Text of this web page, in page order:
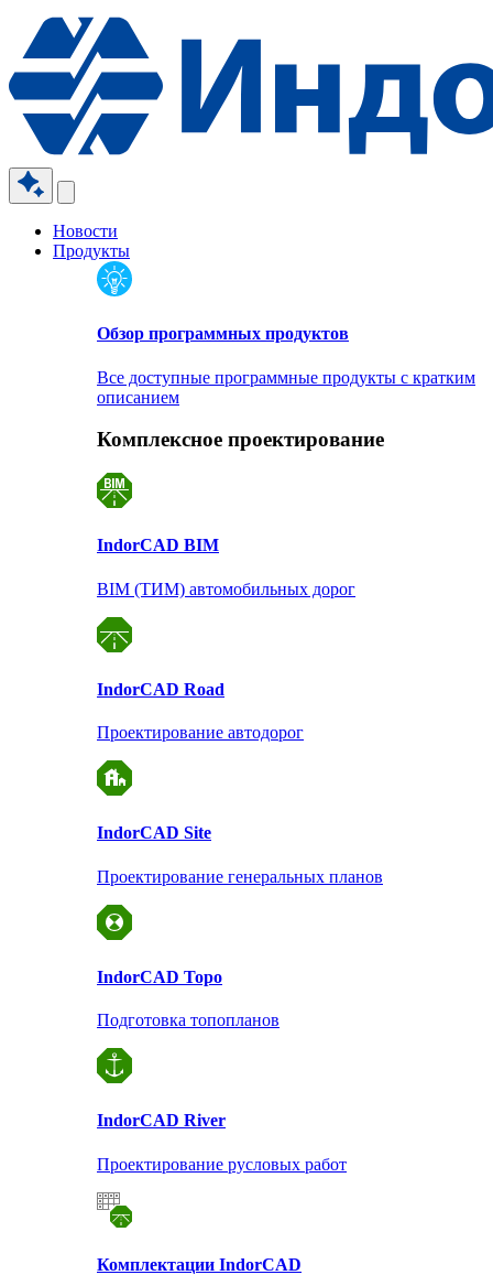
Новости
Продукты
Обзор программных продуктов
Все доступные программные продукты с кратким
описанием
Комплексное проектирование
IndorCAD BIM
BIM (ТИМ) автомобильных дорог
IndorCAD Road
Проектирование автодорог
IndorCAD Site
Проектирование генеральных планов
IndorCAD Topo
Подготовка топопланов
IndorCAD River
Проектирование русловых работ
Комплектации IndorCAD